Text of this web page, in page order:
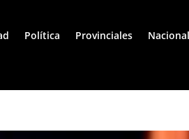
Política Provinciales